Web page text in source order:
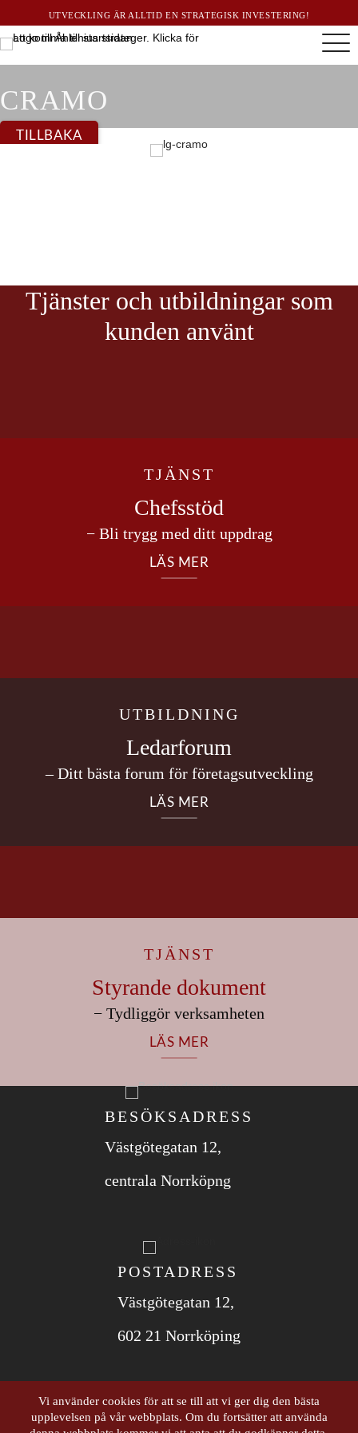
UTVECKLING ÄR ALLTID EN STRATEGISK INVESTERING!
CRAMO
TILLBAKA
Tjänster och utbildningar som
kunden använt
TJÄNST
Chefsstöd
− Bli trygg med ditt uppdrag
LÄS MER
UTBILDNING
Ledarforum
– Ditt bästa forum för företagsutveckling
LÄS MER
TJÄNST
Styrande dokument
− Tydliggör verksamheten
LÄS MER
BESÖKSADRESS
Västgötegatan 12,
centrala Norrköpng
POSTADRESS
Västgötegatan 12,
602 21 Norrköping
ORGANISATIONS­NUMMER
Vi använder cookies för att se till att vi ger dig den bästa
upplevelsen på vår webbplats. Om du fortsätter att använda